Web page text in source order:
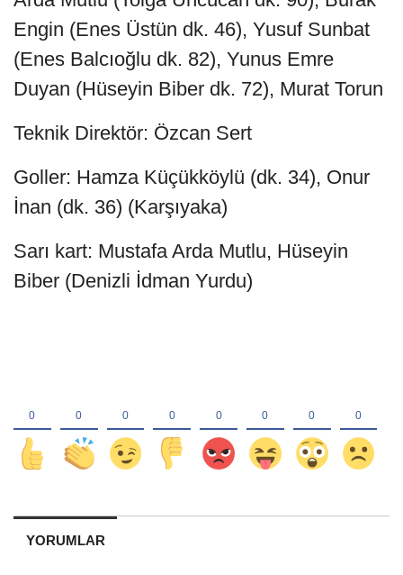
Engin (Enes Üstün dk. 46), Yusuf Sunbat
(Enes Balcıoğlu dk. 82), Yunus Emre
Duyan (Hüseyin Biber dk. 72), Murat Torun
Teknik Direktör: Özcan Sert
Goller: Hamza Küçükköylü (dk. 34), Onur
İnan (dk. 36) (Karşıyaka)
Sarı kart: Mustafa Arda Mutlu, Hüseyin
Biber (Denizli İdman Yurdu)
YORUMLAR